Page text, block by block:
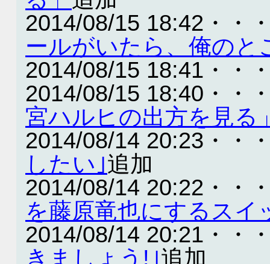
2014/08/15 18:42・・
ールがいたら、俺のと
2014/08/15 18:41・・
2014/08/15 18:40・・
宮ハルヒの出方を見る
2014/08/14 20:23・・
したい｣追加
2014/08/14 20:22・・
を藤原竜也にするスイ
2014/08/14 20:21・・
きましょう!｣追加